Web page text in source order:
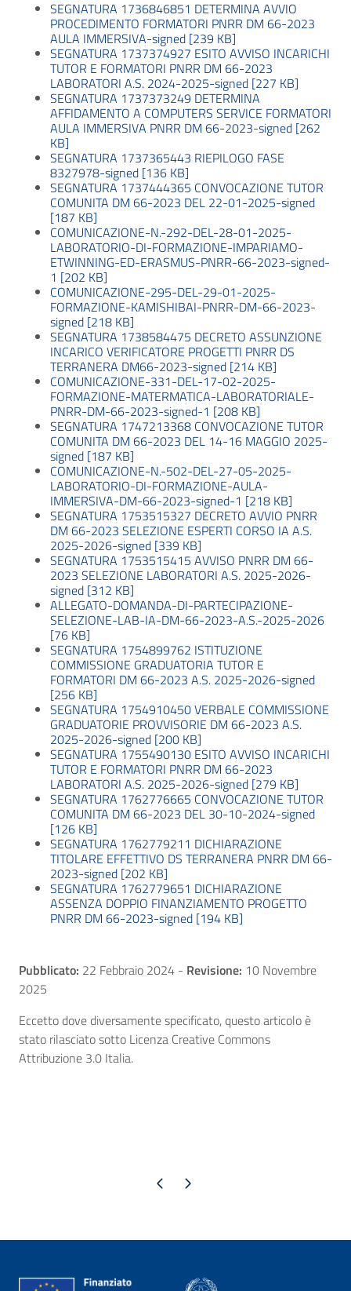
SEGNATURA 1736846851 DETERMINA AVVIO
PROCEDIMENTO FORMATORI PNRR DM 66-2023
AULA IMMERSIVA-signed [239 KB]
SEGNATURA 1737374927 ESITO AVVISO INCARICHI
TUTOR E FORMATORI PNRR DM 66-2023
LABORATORI A.S. 2024-2025-signed [227 KB]
SEGNATURA 1737373249 DETERMINA
AFFIDAMENTO A COMPUTERS SERVICE FORMATORI
AULA IMMERSIVA PNRR DM 66-2023-signed [262
KB]
SEGNATURA 1737365443 RIEPILOGO FASE
8327978-signed [136 KB]
SEGNATURA 1737444365 CONVOCAZIONE TUTOR
COMUNITA DM 66-2023 DEL 22-01-2025-signed
[187 KB]
COMUNICAZIONE-N.-292-DEL-28-01-2025-
LABORATORIO-DI-FORMAZIONE-IMPARIAMO-
ETWINNING-ED-ERASMUS-PNRR-66-2023-signed-
1 [202 KB]
COMUNICAZIONE-295-DEL-29-01-2025-
FORMAZIONE-KAMISHIBAI-PNRR-DM-66-2023-
signed [218 KB]
SEGNATURA 1738584475 DECRETO ASSUNZIONE
INCARICO VERIFICATORE PROGETTI PNRR DS
TERRANERA DM66-2023-signed [214 KB]
COMUNICAZIONE-331-DEL-17-02-2025-
FORMAZIONE-MATERMATICA-LABORATORIALE-
PNRR-DM-66-2023-signed-1 [208 KB]
SEGNATURA 1747213368 CONVOCAZIONE TUTOR
COMUNITA DM 66-2023 DEL 14-16 MAGGIO 2025-
signed [187 KB]
COMUNICAZIONE-N.-502-DEL-27-05-2025-
LABORATORIO-DI-FORMAZIONE-AULA-
IMMERSIVA-DM-66-2023-signed-1 [218 KB]
SEGNATURA 1753515327 DECRETO AVVIO PNRR
DM 66-2023 SELEZIONE ESPERTI CORSO IA A.S.
2025-2026-signed [339 KB]
SEGNATURA 1753515415 AVVISO PNRR DM 66-
2023 SELEZIONE LABORATORI A.S. 2025-2026-
signed [312 KB]
ALLEGATO-DOMANDA-DI-PARTECIPAZIONE-
SELEZIONE-LAB-IA-DM-66-2023-A.S.-2025-2026
[76 KB]
SEGNATURA 1754899762 ISTITUZIONE
COMMISSIONE GRADUATORIA TUTOR E
FORMATORI DM 66-2023 A.S. 2025-2026-signed
[256 KB]
SEGNATURA 1754910450 VERBALE COMMISSIONE
GRADUATORIE PROVVISORIE DM 66-2023 A.S.
2025-2026-signed [200 KB]
SEGNATURA 1755490130 ESITO AVVISO INCARICHI
TUTOR E FORMATORI PNRR DM 66-2023
LABORATORI A.S. 2025-2026-signed [279 KB]
SEGNATURA 1762776665 CONVOCAZIONE TUTOR
COMUNITA DM 66-2023 DEL 30-10-2024-signed
[126 KB]
SEGNATURA 1762779211 DICHIARAZIONE
TITOLARE EFFETTIVO DS TERRANERA PNRR DM 66-
2023-signed [202 KB]
SEGNATURA 1762779651 DICHIARAZIONE
ASSENZA DOPPIO FINANZIAMENTO PROGETTO
PNRR DM 66-2023-signed [194 KB]
Pubblicato: 22 Febbraio 2024 - Revisione: 10 Novembre
2025
Eccetto dove diversamente specificato, questo articolo è
stato rilasciato sotto Licenza Creative Commons
Attribuzione 3.0 Italia.
Pagina precedente
Pagina successiva